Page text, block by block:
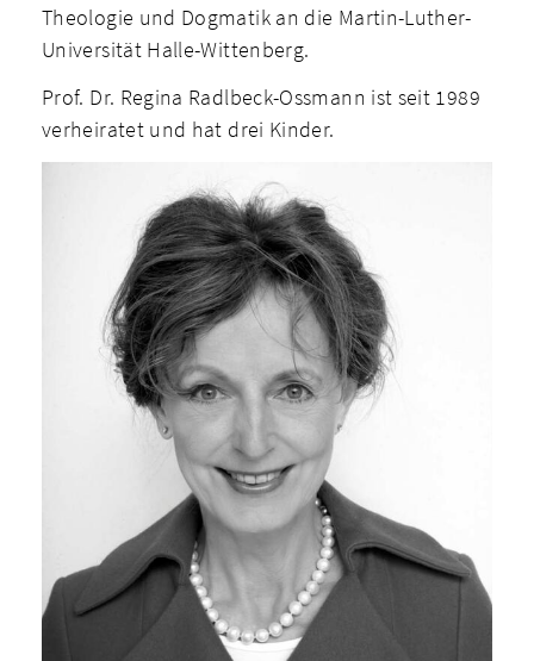
Theologie und Dogmatik an die Martin-Luther-
Universität Halle-Wittenberg.
Prof. Dr. Regina Radlbeck-Ossmann ist seit 1989
verheiratet und hat drei Kinder.